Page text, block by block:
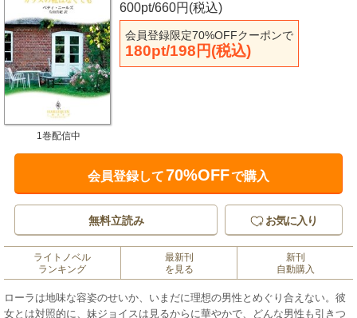
600pt/660円(税込)
会員登録限定70%OFFクーポンで
180pt/198円(税込)
1巻配信中
会員登録して70%OFFで購入
無料立読み お気に入り
ライトノベル
ランキング
最新刊
を見る
新刊
自動購入
ローラは地味な容姿のせいか、いまだに理想の男性とめぐり合えない。彼
女とは対照的に、妹ジョイスは見るからに華やかで、どんな男性も引きつ